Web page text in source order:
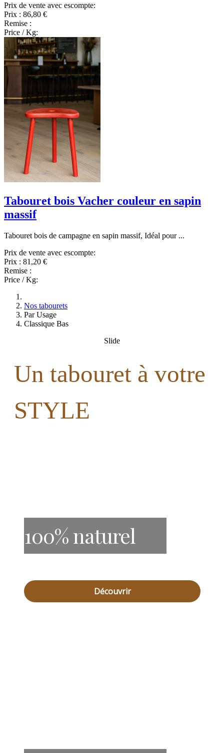
Prix de vente avec escompte:
Prix : 86,80 €
Remise :
Price / Kg:
Tabouret bois Vacher couleur en sapin
massif
Tabouret bois de campagne en sapin massif, Idéal pour ...
Prix de vente avec escompte:
Prix : 81,20 €
Remise :
Price / Kg:
Nos tabourets
Par Usage
Classique Bas
Slide
Un tabouret à votre
STYLE
100% naturel
Découvrir